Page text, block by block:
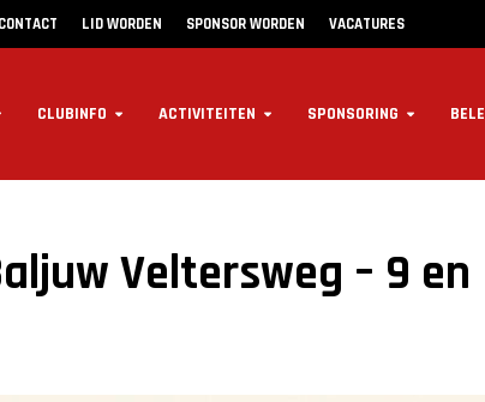
CONTACT LID WORDEN SPONSOR WORDEN VACATURES
CLUBINFO ACTIVITEITEN SPONSORING
Veltersweg – 9 en